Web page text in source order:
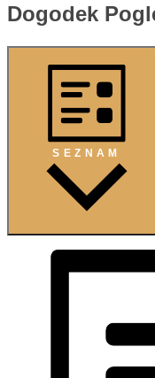
Dogodek
SEZNAM